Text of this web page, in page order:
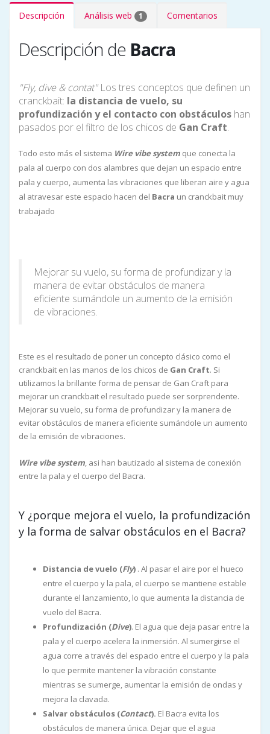
Descripción Análisis web 1 Comentarios
Descripción de Bacra
"Fly, dive & contat" Los tres conceptos que definen un
cranckbait: la distancia de vuelo, su
profundización y el contacto con obstáculos han
pasados por el filtro de los chicos de Gan Craft.
Todo esto más el sistema Wire vibe system que conecta la
pala al cuerpo con dos alambres que dejan un espacio entre
pala y cuerpo, aumenta las vibraciones que liberan aire y agua
al atravesar este espacio hacen del Bacra un cranckbait muy
trabajado
Mejorar su vuelo, su forma de profundizar y la
manera de evitar obstáculos de manera
eficiente sumándole un aumento de la emisión
de vibraciones.
Este es el resultado de poner un concepto clásico como el
cranckbait en las manos de los chicos de Gan Craft. Si
utilizamos la brillante forma de pensar de Gan Craft para
mejorar un cranckbait el resultado puede ser sorprendente.
Mejorar su vuelo, su forma de profundizar y la manera de
evitar obstáculos de manera eficiente sumándole un aumento
de la emisión de vibraciones.
Wire vibe system, asi han bautizado al sistema de conexión
entre la pala y el cuerpo del Bacra.
Y ¿porque mejora el vuelo, la profundización
y la forma de salvar obstáculos en el Bacra?
Distancia de vuelo (Fly) . Al pasar el aire por el hueco
entre el cuerpo y la pala, el cuerpo se mantiene estable
durante el lanzamiento, lo que aumenta la distancia de
vuelo del Bacra.
Profundización (Dive). El agua que deja pasar entre la
pala y el cuerpo acelera la inmersión. Al sumergirse el
agua corre a través del espacio entre el cuerpo y la pala
lo que permite mantener la vibración constante
mientras se sumerge, aumentar la emisión de ondas y
mejora la clavada.
Salvar obstáculos (Contact). El Bacra evita los
obstáculos de manera única. Dejar que el agua